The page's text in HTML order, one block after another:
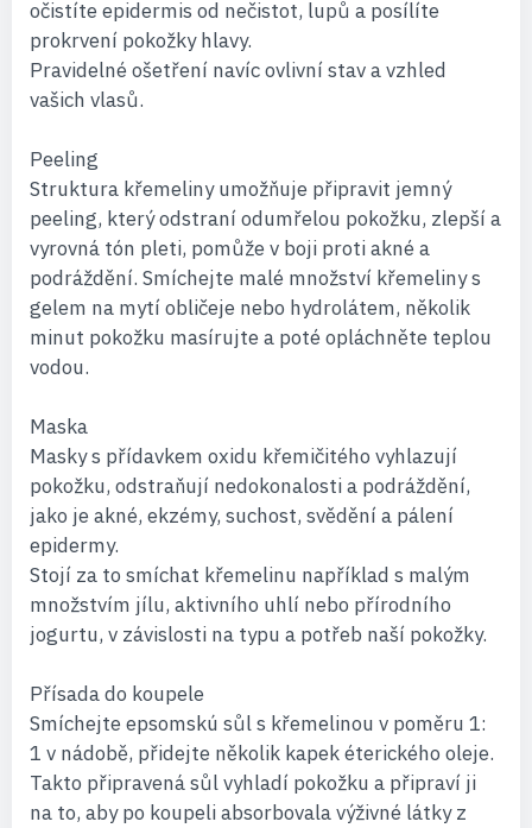
očistíte epidermis od nečistot, lupů a posílíte
prokrvení pokožky hlavy.
Pravidelné ošetření navíc ovlivní stav a vzhled
vašich vlasů.
Peeling
Struktura křemeliny umožňuje připravit jemný
peeling, který odstraní odumřelou pokožku, zlepší a
vyrovná tón pleti, pomůže v boji proti akné a
podráždění. Smíchejte malé množství křemeliny s
gelem na mytí obličeje nebo hydrolátem, několik
minut pokožku masírujte a poté opláchněte teplou
vodou.
Maska
Masky s přídavkem oxidu křemičitého vyhlazují
pokožku, odstraňují nedokonalosti a podráždění,
jako je akné, ekzémy, suchost, svědění a pálení
epidermy.
Stojí za to smíchat křemelinu například s malým
množstvím jílu, aktivního uhlí nebo přírodního
jogurtu, v závislosti na typu a potřeb naší pokožky.
Přísada do koupele
Smíchejte epsomskú sůl s křemelinou v poměru 1:
1 v nádobě, přidejte několik kapek éterického oleje.
Takto připravená sůl vyhladí pokožku a připraví ji
na to, aby po koupeli absorbovala výživné látky z